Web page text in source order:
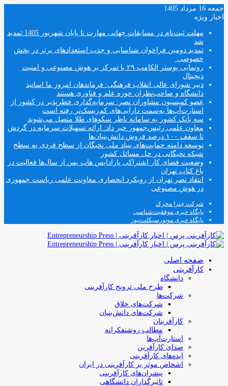
جمعه 16 مرداد 1405
اخبار ویژه
مهلت ثبت‌نام در مسابقات جهانی مهارت تا پایان شهریور 1405 تمدید
شد
تمدید دومین فراخوان شناسایی و جذب استعدادهای برتر در بخش
خصوصی
رونمایی پوستر الکامپ ۲۹ با تمرکز بر هوش مصنوعی و امنیت
دیجیتال
دبیر شورای عالی انقلاب فرهنگی: فرماندهان امروز ما اساتید
دانشگاه و صاحب‌نظران حوزه علم و فناوری هستند
عضو کمیسیون مشاوران نصر: سرمایه‌گذاری خطرپذیر در کشور از
استارت‌آپ‌ها به‌سمت دارایی‌های کم‌ریسک‌تر رفته است
سه بانک کشور به سامانه ناظر سکوهای طلا متصل می‌شوند
معاون علمی رئیس‌جمهور خبر داد: ارائه تسهیلات سرمایه در گردش
تا سقف ۱۰۰ درصد فروش دانش‌بنیان‌ها
توسعه دامنه حمایت‌های بنیاد ملی نخبگان از سطح فردی به سطح
شبکه نخبگانی در حل مسائل کشور
وضعیت فضای کار اشتراکی پارادایس هاب پس از سال‌ها فعالیت در
باغ کتاب تهران
انتقاد نصر تهران از رویکرد انحصاری معاونت علمی ریاست جمهوری
در هوش مصنوعی
شرکت چترا محرک
پایگاه خبری موفقیت‌شناسی
پایگاه خبری موتورسیکلت‌نیوز
صفحه اصلی
کارآفرینی
دانشگاه
طرح ملی ترویج کارآفرینی
شرکت‌ها
شرکت‌های خلاق
شرکت‌های دانش‌بنیان
کارآفرینان
مطالب روشنفکرانه
استارت‌آپ‌ها
صدای کارآفرین
ایده‌های کارآفرینی
اشخاص موثر بر کارآفرینی در ایران
پیشران‌های کارآفرینی
تاثیرگذاران دانشگاهی